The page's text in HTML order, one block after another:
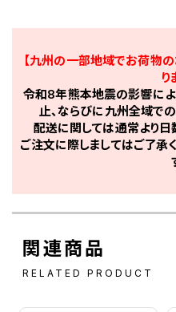
【九州の一部地域でお荷物
り
令和8年熊本地震の影響に
止、ならびに九州全域で
配送に関しては通常より日
ご注文に際しましてはご了承
関連商品
RELATED PRODUCT